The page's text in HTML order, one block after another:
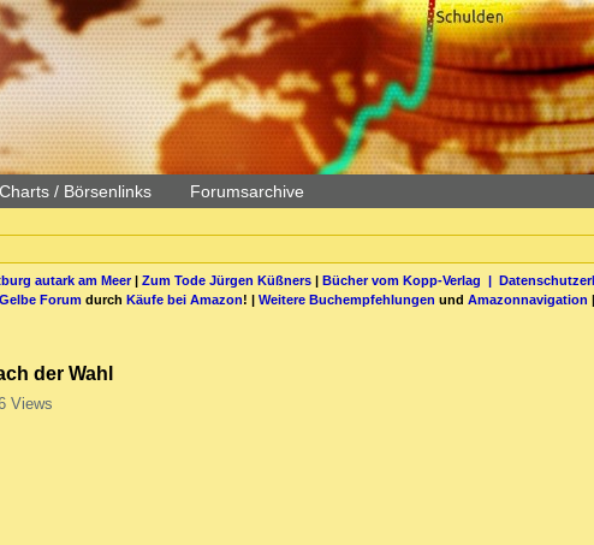
Charts / Börsenlinks Forumsarchive
autark am Meer| Zum Tode Jürgen Küßners| Bücher vom Kopp-Verlag |
Forum durch Käufe bei Amazon! | Weitere Buchempfehlungen und Amazonnavigation |
der Wahl
Views